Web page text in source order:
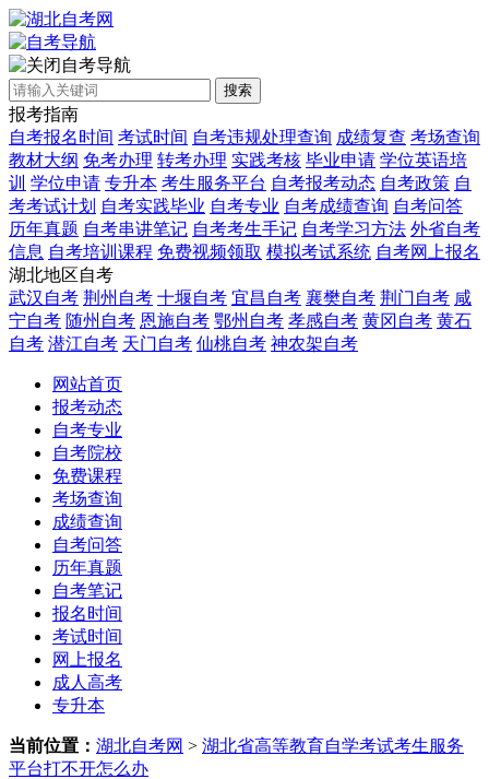
自考导航
搜索
报考指南
自考报名时间 考试时间 自考违规处理查询 成绩复查 考场查询
教材大纲 免考办理 转考办理 实践考核 毕业申请 学位英语培
训 学位申请 专升本 考生服务平台 自考报考动态 自考政策 自
考考试计划 自考实践毕业 自考专业 自考成绩查询 自考问答
历年真题 自考串讲笔记 自考考生手记 自考学习方法 外省自考
信息 自考培训课程 免费视频领取 模拟考试系统 自考网上报名
湖北地区自考
武汉自考 荆州自考 十堰自考 宜昌自考 襄樊自考 荆门自考 咸
宁自考 随州自考 恩施自考 鄂州自考 孝感自考 黄冈自考 黄石
自考 潜江自考 天门自考 仙桃自考 神农架自考
网站首页
报考动态
自考专业
自考院校
免费课程
考场查询
成绩查询
自考问答
历年真题
自考笔记
报名时间
考试时间
网上报名
成人高考
专升本
当前位置： 湖北自考网 > 湖北省高等教育自学考试考生服务
平台打不开怎么办